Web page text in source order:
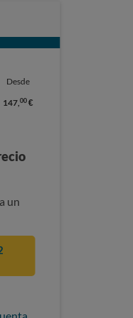
Desde
147,00€
un